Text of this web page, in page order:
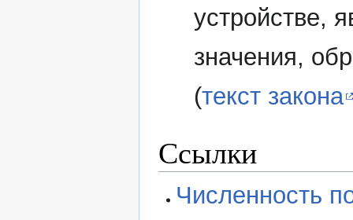
устройстве,
значения,
(текст закона
Ссылки
Численность